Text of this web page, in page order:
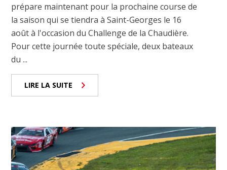
prépare maintenant pour la prochaine course de
la saison qui se tiendra à Saint-Georges le 16
août à l'occasion du Challenge de la Chaudière.
Pour cette journée toute spéciale, deux bateaux
du ...
LIRE LA SUITE